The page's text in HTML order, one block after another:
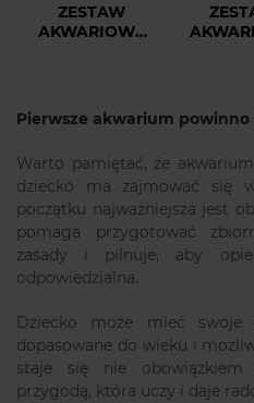
ZESTAW
AKWARIOWY
NAPOWIETRZACZ
MINIBOOST
Pierwsze akwarium
Warto pamiętać, że
dziecko ma zajmować się
początku najważniejsza jest
pomaga przygotować
zasady i pilnuje, aby
odpowiedzialna.
Dziecko może mieć swoje
dopasowane do wieku i
staje się nie obowiązkiem
przygodą, która uczy i daje